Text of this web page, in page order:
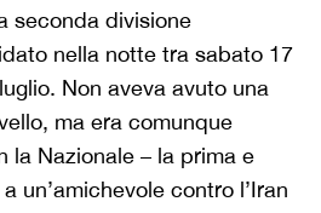
seconda divisione
nella notte tra sabato 17
Non aveva avuto una
ma era comunque
la Nazionale – la prima e
un’amichevole contro l’Iran